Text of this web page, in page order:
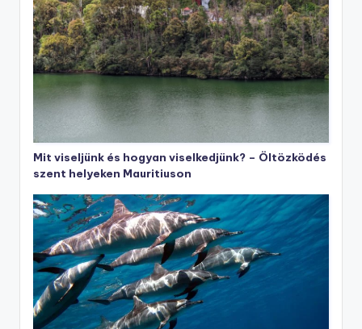
Mit viseljünk és hogyan viselkedjünk? – Öltözködés
szent helyeken Mauritiuson